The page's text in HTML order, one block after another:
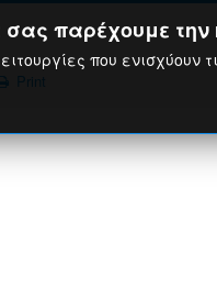
Print
παρέχουμε την
που ενισχύουν